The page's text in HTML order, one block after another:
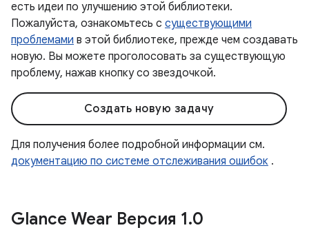
есть идеи по улучшению этой библиотеки.
Пожалуйста, ознакомьтесь с существующими
проблемами в этой библиотеке, прежде чем создавать
новую. Вы можете проголосовать за существующую
проблему, нажав кнопку со звездочкой.
Создать новую задачу
Для получения более подробной информации см.
документацию по системе отслеживания ошибок .
Glance Wear Версия 1.0